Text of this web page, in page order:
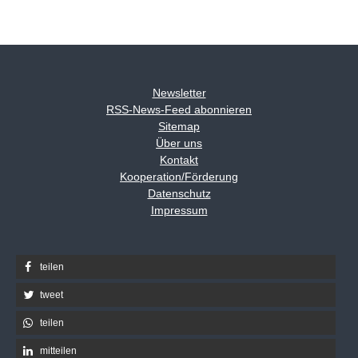
Newsletter
RSS-News-Feed abonnieren
Sitemap
Über uns
Kontakt
Kooperation/Förderung
Datenschutz
Impressum
teilen
tweet
teilen
mitteilen